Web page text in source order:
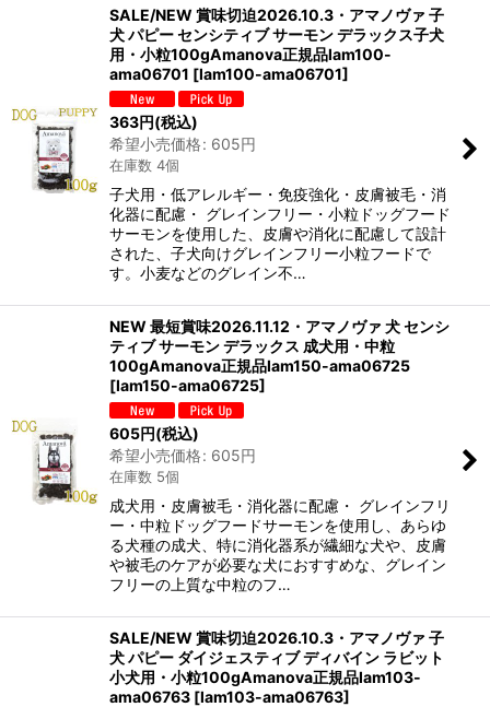
SALE/NEW 賞味切迫2026.10.3・アマノヴァ 子
犬 パピー センシティブ サーモン デラックス子犬
用・小粒100gAmanova正規品lam100-
ama06701 [lam100-ama06701]
363円(税込)
希望小売価格: 605円
在庫数 4個
子犬用・低アレルギー・免疫強化・皮膚被毛・消
化器に配慮・ グレインフリー・小粒ドッグフード
サーモンを使用した、皮膚や消化に配慮して設計
された、子犬向けグレインフリー小粒フードで
す。小麦などのグレイン不…
NEW 最短賞味2026.11.12・アマノヴァ 犬 センシ
ティブ サーモン デラックス 成犬用・中粒
100gAmanova正規品lam150-ama06725
[lam150-ama06725]
605円(税込)
希望小売価格: 605円
在庫数 5個
成犬用・皮膚被毛・消化器に配慮・ グレインフリ
ー・中粒ドッグフードサーモンを使用し、あらゆ
る犬種の成犬、特に消化器系が繊細な犬や、皮膚
や被毛のケアが必要な犬におすすめな、グレイン
フリーの上質な中粒のフ…
SALE/NEW 賞味切迫2026.10.3・アマノヴァ 子
犬 パピー ダイジェスティブ ディバイン ラビット
小犬用・小粒100gAmanova正規品lam103-
ama06763 [lam103-ama06763]